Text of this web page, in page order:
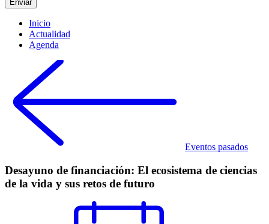
Inicio
Actualidad
Agenda
Eventos pasados
Desayuno de financiación: El ecosistema de ciencias
de la vida y sus retos de futuro